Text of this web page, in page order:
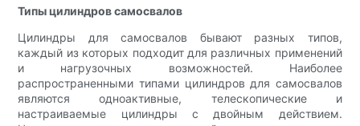
Типы цилиндров самосвалов
Цилиндры для самосвалов бывают разных типов,
каждый из которых подходит для различных применений
и нагрузочных возможностей. Наиболее
распространенными типами цилиндров для самосвалов
являются одноактивные, телескопические и
настраиваемые цилиндры с двойным действием.